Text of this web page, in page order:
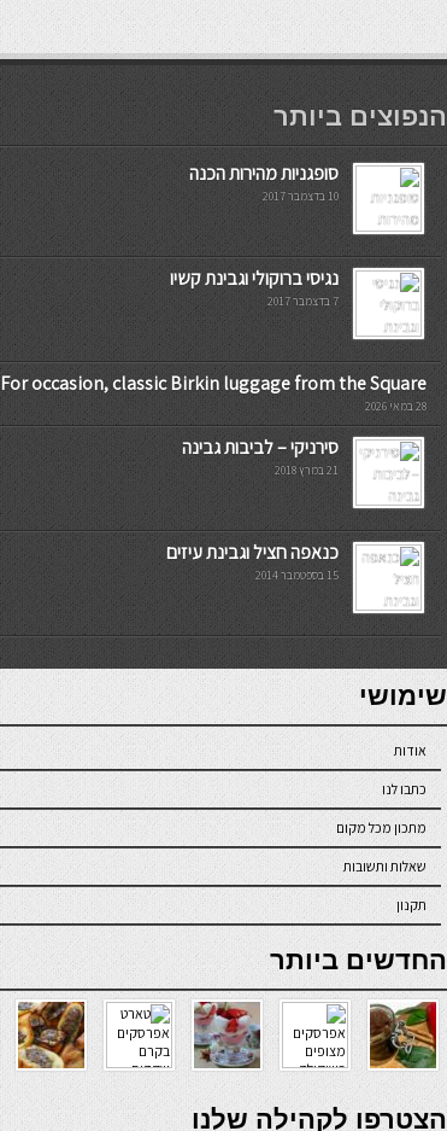
мостбет кг
הנפוצים ביותר
סופגניות מהירות הכנה
10 בדצמבר 2017
נגיסי ברוקולי וגבינת קשיו
7 בדצמבר 2017
For occasion, classic Birkin luggage from the Square
28 במאי 2026
סירניקי – לביבות גבינה
21 במרץ 2018
כנאפה חציל וגבינת עיזים
15 בספטמבר 2014
7slots
seriöse online casinos österreich
שימושי
אודות
כתבו לנו
מתכון מכל מקום
שאלות ותשובות
תקנון
online casino
החדשים ביותר
verde casino
הצטרפו לקהילה שלנו